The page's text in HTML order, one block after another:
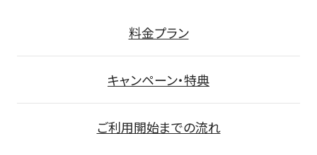
料金プラン
キャンペーン・特典
ご利用開始までの流れ